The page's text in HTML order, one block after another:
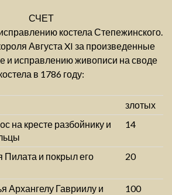
СЧЕТ
костела Степежинского.
Августа XI за произведенные
и исправлению живописи на своде
в 1786 году:
злотых
на кресте разбойнику и
14
Пилата и покрыл его
20
Архангелу Гавриилу и
100